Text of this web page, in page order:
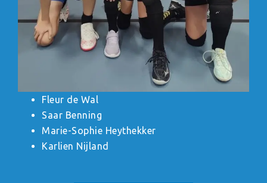
Fleur de Wal
Saar Benning
Marie-Sophie Heythekker
Karlien Nijland